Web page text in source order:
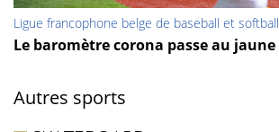
Ligue francophone belge de baseball et softball
Le baromètre corona passe au jaune
Autres sports